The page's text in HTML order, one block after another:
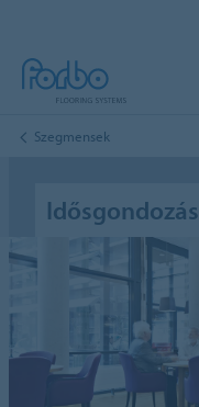
Szegmensek
Idősgondozás